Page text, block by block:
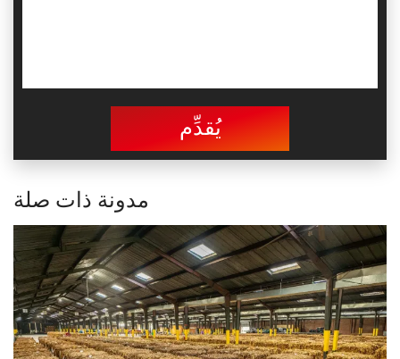
يُقدِّم
مدونة ذات صلة